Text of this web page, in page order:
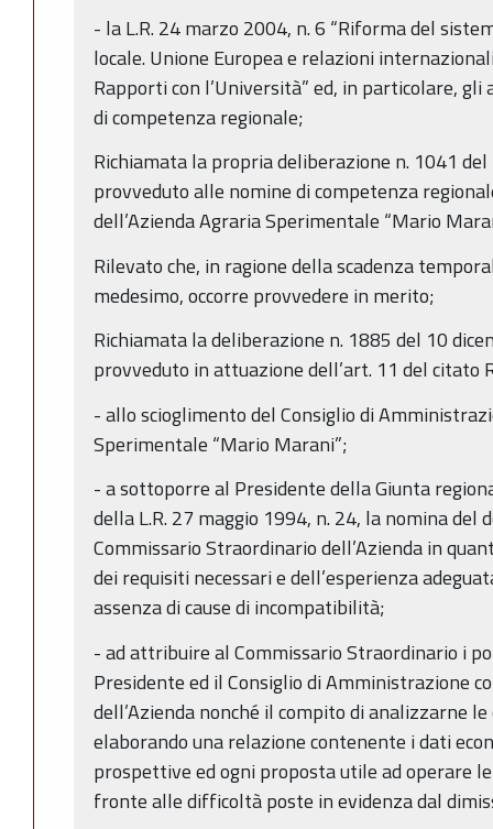
- la L.R. 24 marzo 2004, n. 6 “Riforma del
locale. Unione Europea e relazioni
Rapporti con l’Università” ed, in particolare,
di competenza regionale;
Richiamata la propria deliberazione n. 1041
provveduto alle nomine di competenza
dell’Azienda Agraria Sperimentale “Mario
Rilevato che, in ragione della scadenza
medesimo, occorre provvedere in merito;
Richiamata la deliberazione n. 1885 del 10
provveduto in attuazione dell’art. 11 del citato
- allo scioglimento del Consiglio di
Sperimentale “Mario Marani”;
- a sottoporre al Presidente della Giunta
della L.R. 27 maggio 1994, n. 24, la nomina del
Commissario Straordinario dell’Azienda in
dei requisiti necessari e dell’esperienza
assenza di cause di incompatibilità;
- ad attribuire al Commissario Straordinario i
Presidente ed il Consiglio di Amministrazione
dell’Azienda nonché il compito di analizzarne
elaborando una relazione contenente i dati
prospettive ed ogni proposta utile ad operare
fronte alle difficoltà poste in evidenza dal